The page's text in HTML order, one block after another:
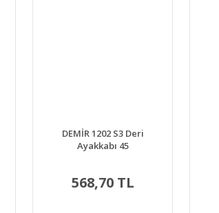
DEMİR 1202 S3 Deri
Ayakkabı 45
568,70 TL